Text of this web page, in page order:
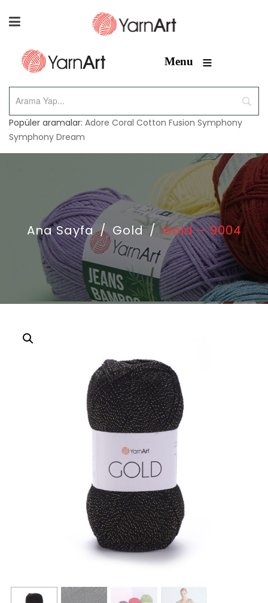
Menu ≡
Popüler aramalar: Adore Coral Cotton Fusion Symphony
Symphony Dream
Ana Sayfa / Gold / Gold – 9004